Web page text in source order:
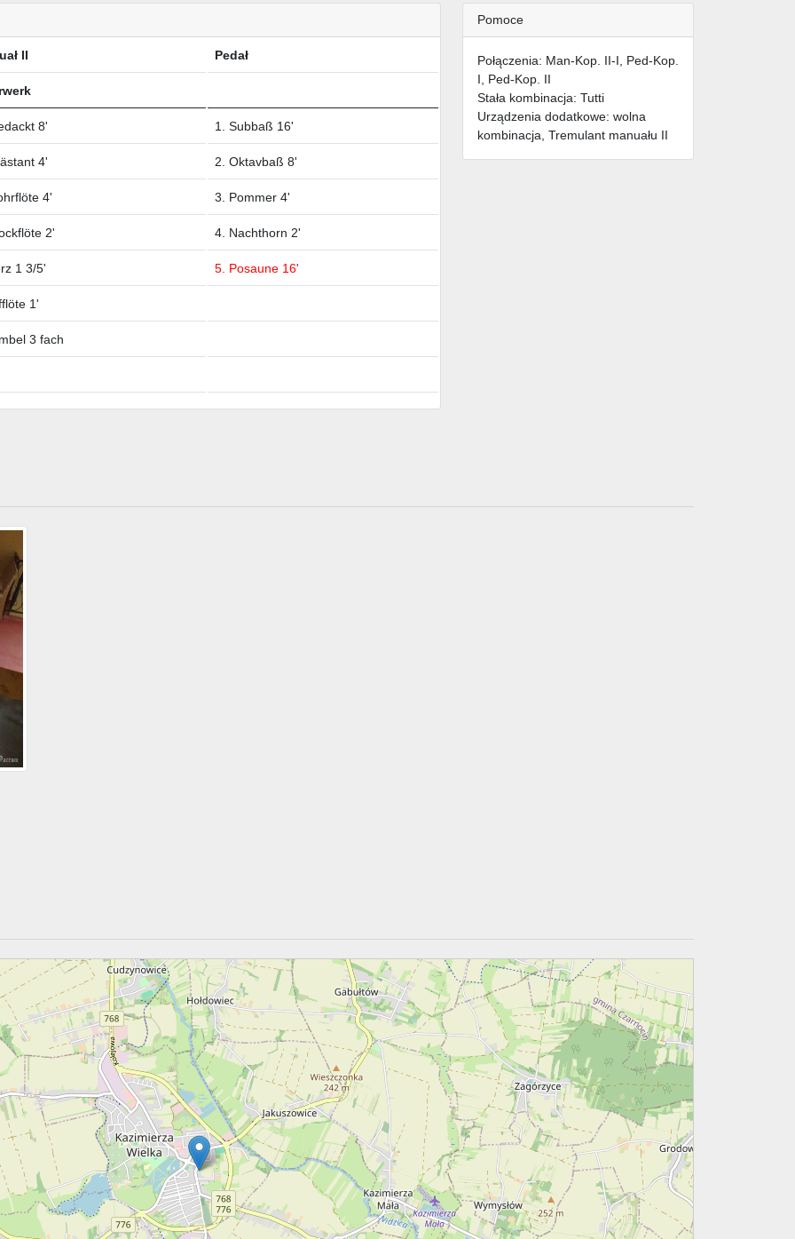
II Pedał
8' 1. Subbaß 16'
4' 2. Oktavbaß 8'
4' 3. Pommer 4'
2' 4. Nachthorn 2'
1 3/5' 5. Posaune 16'
1'
3 fach
Pomoce
Połączenia: Man-Kop. II-I, Ped-Kop.
I, Ped-Kop. II
Stała kombinacja: Tutti
Urządzenia dodatkowe: wolna
kombinacja, Tremulant manuału II